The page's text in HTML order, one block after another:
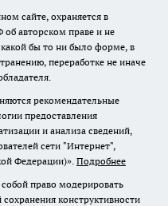
сайте, охраняется в
об авторском праве и не
бы то ни было форме, в
переработке не иначе
рекомендательные
предоставления
и анализа сведений,
сети "Интернет",
Федерации)». Подробнее
право модерировать
конструктивности